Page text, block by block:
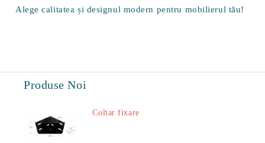
Alege calitatea și designul modern pentru mobilierul tău!
Produse Noi
Coltar fixare